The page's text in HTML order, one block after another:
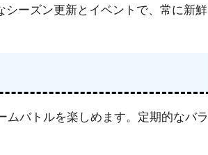
ーズン更新とイベントで、常に新鮮
バトルを楽しめます。定期的なバラ